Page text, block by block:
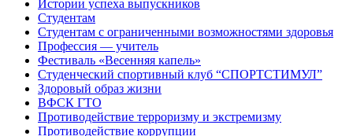
Истории успеха выпускников
Студентам
Студентам с ограниченными возможностями здоровья
Профессия — учитель
Фестиваль «Весенняя капель»
Студенческий спортивный клуб “СПОРТСТИМУЛ”
Здоровый образ жизни
ВФСК ГТО
Противодействие терроризму и экстремизму
Противодействие коррупции